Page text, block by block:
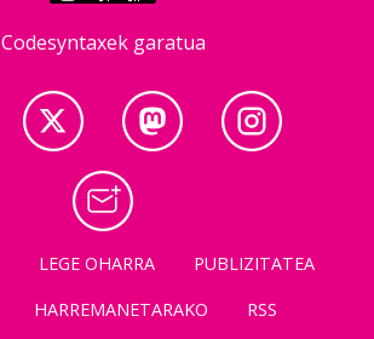
Codesyntaxek garatua
LEGE OHARRA
PUBLIZITATEA
HARREMANETARAKO RSS